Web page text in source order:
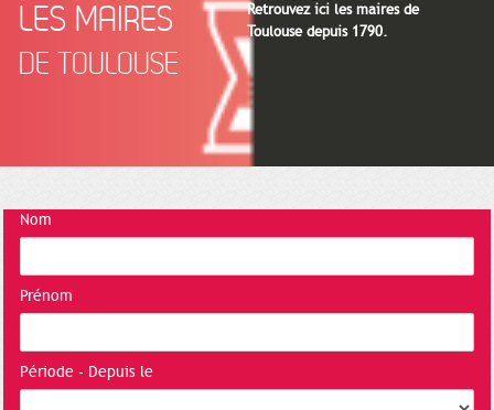
LES MAIRES
DE TOULOUSE
Retrouvez ici les maires de
Toulouse depuis 1790.
Nom
Prénom
Période - Depuis le